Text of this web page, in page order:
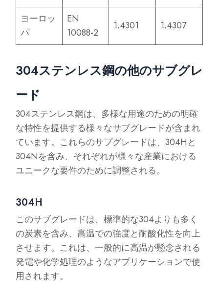
ヨーロッ
パ
EN
10088-2
1.4301 1.4307
304ステンレス鋼の他のサブグレ
ード
304ステンレス鋼は、多様な用途のための明確
な特性を提供する様々なサブグレードが含まれ
ています。これらのサブグレードは、304Hと
304Nを含み、それぞれが様々な産業における
ユニークな要件のために調整される。
304H
このサブグレードは、標準的な304よりも多く
の炭素を含み、高温での強度と耐酸化性を向上
させます。これは、一般的に高温が懸念される
発電や化学処理のようなアプリケーションで使
用されます。